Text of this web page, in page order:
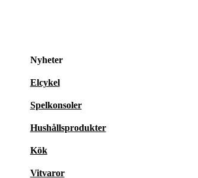
Nyheter
Elcykel
Spelkonsoler
Hushållsprodukter
Kök
Vitvaror